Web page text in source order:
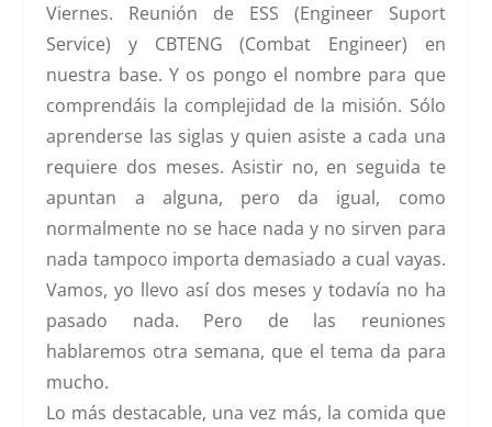
Viernes. Reunión de ESS (Engineer Suport
Service) y CBTENG (Combat Engineer) en
nuestra base. Y os pongo el nombre para que
comprendáis la complejidad de la misión. Sólo
aprenderse las siglas y quien asiste a cada una
requiere dos meses. Asistir no, en seguida te
apuntan a alguna, pero da igual, como
normalmente no se hace nada y no sirven para
nada tampoco importa demasiado a cual vayas.
Vamos, yo llevo así dos meses y todavía no ha
pasado nada. Pero de las reuniones
hablaremos otra semana, que el tema da para
mucho.
Lo más destacable, una vez más, la comida que